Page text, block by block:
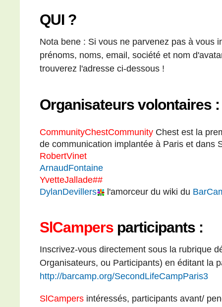
QUI ?
Nota bene : Si vous ne parvenez pas à vous
prénoms, noms, email, société et nom
trouverez l'adresse ci-dessous !
Organisateurs volontaires :
CommunityChestCommunity Chest est la
de communication implantée à Paris et dans
RobertVinet
ArnaudFontaine
YvetteJallade##
DylanDevillers
l'amorceur du wiki du
SlCampers participants :
Inscrivez-vous directement sous la rubrique
Organisateurs, ou Participants) en éditant la
http://barcamp.org/SecondLifeCampParis3
SlCampers intéressés, participants avant/